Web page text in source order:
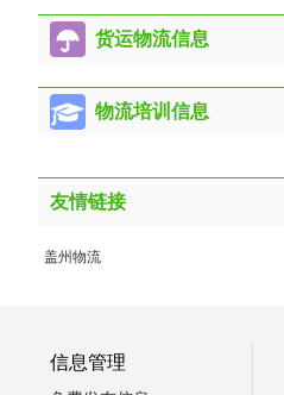
货运物流信息
物流培训信息
友情链接
盖州物流
信息管理